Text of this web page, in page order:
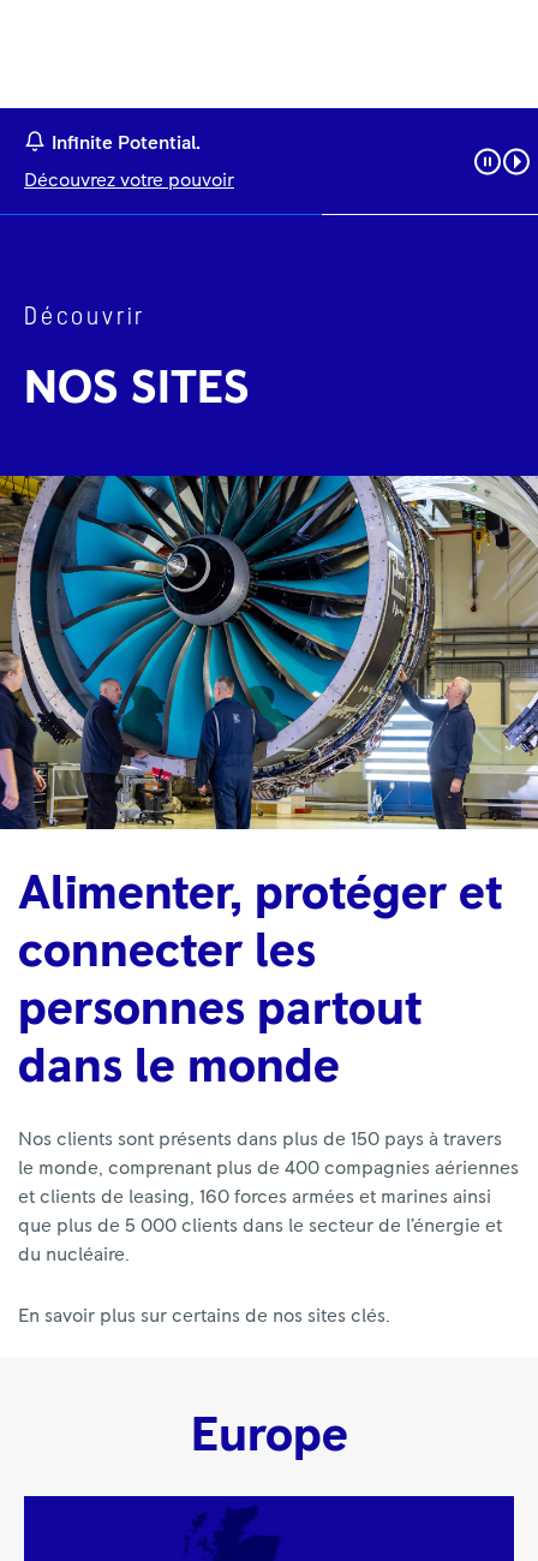
Infinite Potential.
Découvrez votre pouvoir
Découvrir
NOS SITES
Alimenter, protéger et
connecter les
personnes partout
dans le monde
Nos clients sont présents dans plus de 150 pays à travers
le monde, comprenant plus de 400 compagnies aériennes
et clients de leasing, 160 forces armées et marines ainsi
que plus de 5 000 clients dans le secteur de l’énergie et
du nucléaire.
En savoir plus sur certains de nos sites clés.
Europe